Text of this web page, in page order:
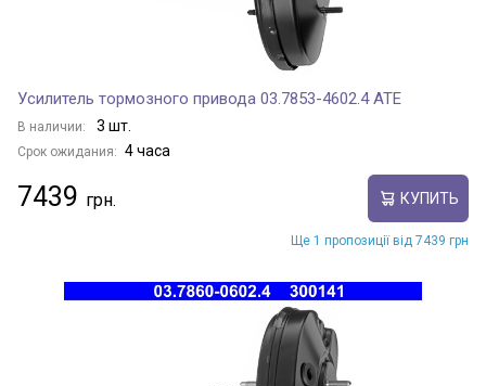
Усилитель тормозного привода 03.7853-4602.4 ATE
В наличии: 3 шт.
Срок ожидания: 4 часа
7439 КУПИТЬ
Ще 1 пропозиції від 7439 грн